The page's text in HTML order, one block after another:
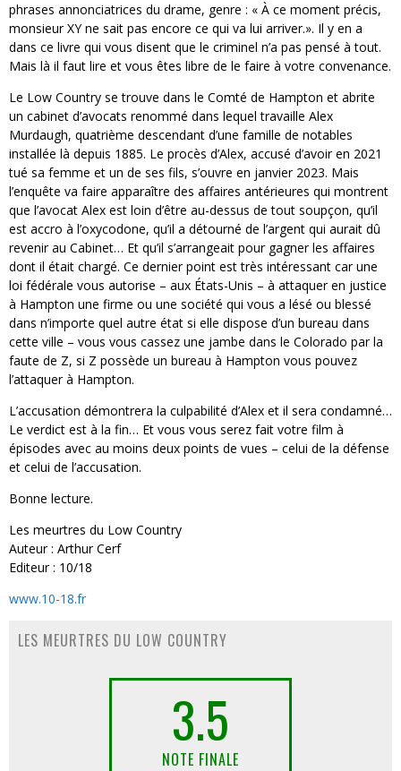
phrases annonciatrices du drame, genre : « À ce moment précis,
monsieur XY ne sait pas encore ce qui va lui arriver.». Il y en a
dans ce livre qui vous disent que le criminel n’a pas pensé à tout.
Mais là il faut lire et vous êtes libre de le faire à votre convenance.
Le Low Country se trouve dans le Comté de Hampton et abrite
un cabinet d’avocats renommé dans lequel travaille Alex
Murdaugh, quatrième descendant d’une famille de notables
installée là depuis 1885. Le procès d’Alex, accusé d’avoir en 2021
tué sa femme et un de ses fils, s’ouvre en janvier 2023. Mais
l’enquête va faire apparaître des affaires antérieures qui montrent
que l’avocat Alex est loin d’être au-dessus de tout soupçon, qu’il
est accro à l’oxycodone, qu’il a détourné de l’argent qui aurait dû
revenir au Cabinet… Et qu’il s’arrangeait pour gagner les affaires
dont il était chargé. Ce dernier point est très intéressant car une
loi fédérale vous autorise – aux États-Unis – à attaquer en justice
à Hampton une firme ou une société qui vous a lésé ou blessé
dans n’importe quel autre état si elle dispose d’un bureau dans
cette ville – vous vous cassez une jambe dans le Colorado par la
faute de Z, si Z possède un bureau à Hampton vous pouvez
l’attaquer à Hampton.
L’accusation démontrera la culpabilité d’Alex et il sera condamné…
Le verdict est à la fin… Et vous vous serez fait votre film à
épisodes avec au moins deux points de vues – celui de la défense
et celui de l’accusation.
Bonne lecture.
Les meurtres du Low Country
Auteur : Arthur Cerf
Editeur : 10/18
www.10-18.fr
LES MEURTRES DU LOW COUNTRY
3.5
NOTE FINALE